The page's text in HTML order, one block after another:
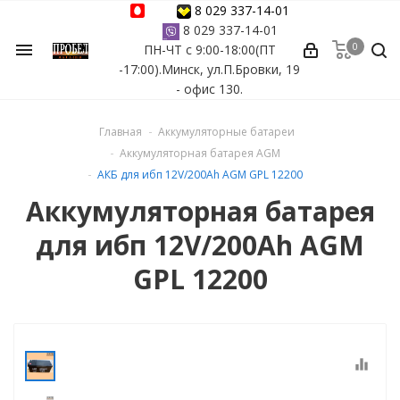
menu
8 029 337-14-01
8 029 337-14-01
ПН-ЧТ с 9:00-18:00(ПТ
-17:00).Минск, ул.П.Бровки, 19
- офис 130.
бассейнов
0
Главная
Аккумуляторные батареи
Аккумуляторная батарея AGM
АКБ для ибп 12V/200Ah AGM GPL 12200
Аккумуляторная батарея
для ибп 12V/200Ah AGM
GPL 12200
equalizer